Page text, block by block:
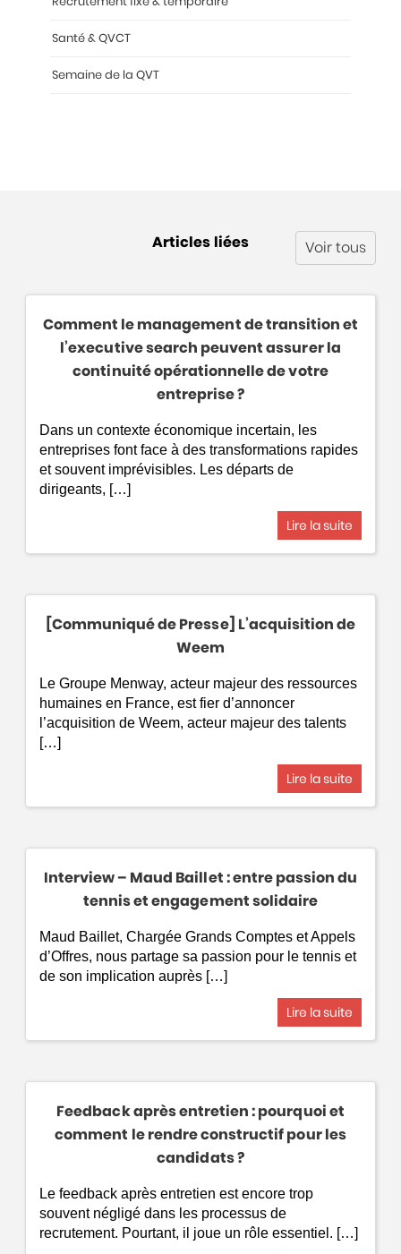
Santé & QVCT
Semaine de la QVT
Articles liées Voir tous
Comment le management de transition et
l’executive search peuvent assurer la
continuité opérationnelle de votre
entreprise ?
Dans un contexte économique incertain, les
entreprises font face à des transformations rapides
et souvent imprévisibles. Les départs de
dirigeants, […]
Lire la suite
[Communiqué de Presse] L’acquisition de
Weem
Le Groupe Menway, acteur majeur des ressources
humaines en France, est fier d’annoncer
l’acquisition de Weem, acteur majeur des talents
[…]
Lire la suite
Interview – Maud Baillet : entre passion du
tennis et engagement solidaire
Maud Baillet, Chargée Grands Comptes et Appels
d’Offres, nous partage sa passion pour le tennis et
de son implication auprès […]
Lire la suite
Feedback après entretien : pourquoi et
comment le rendre constructif pour les
candidats ?
Le feedback après entretien est encore trop
souvent négligé dans les processus de
recrutement. Pourtant, il joue un rôle essentiel. […]